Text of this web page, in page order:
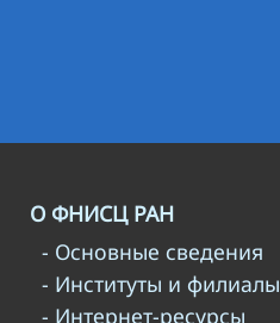
О ФНИСЦ РАН
- Основные сведения
- Институты и филиалы
- Интернет-ресурсы